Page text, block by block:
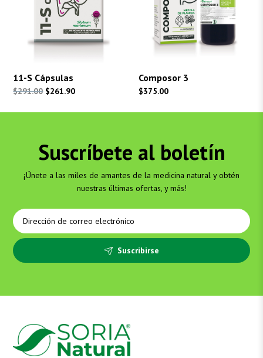
11-S Cápsulas
$291.00 El
$291.00.
$261.90El
$261.90.
Composor 3
$375.00
Suscríbete al boletín
¡Únete a las miles de amantes de la medicina natural y obtén
nuestras últimas ofertas, y más!
Suscribirse